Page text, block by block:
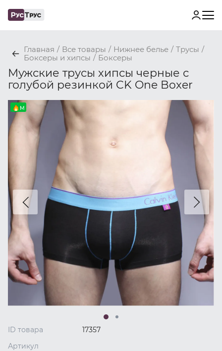
Главная / Все товары / Нижнее белье / Трусы /
Боксеры и хипсы / Боксеры
Мужские трусы хипсы черные с
голубой резинкой CK One Boxer
M
ID товара
17357
Артикул